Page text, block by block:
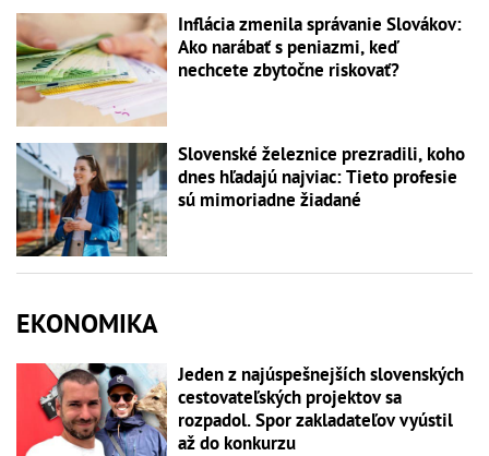
Inflácia zmenila správanie Slovákov:
Ako narábať s peniazmi, keď
nechcete zbytočne riskovať?
Slovenské železnice prezradili, koho
dnes hľadajú najviac: Tieto profesie
sú mimoriadne žiadané
EKONOMIKA
Jeden z najúspešnejších slovenských
cestovateľských projektov sa
rozpadol. Spor zakladateľov vyústil
až do konkurzu